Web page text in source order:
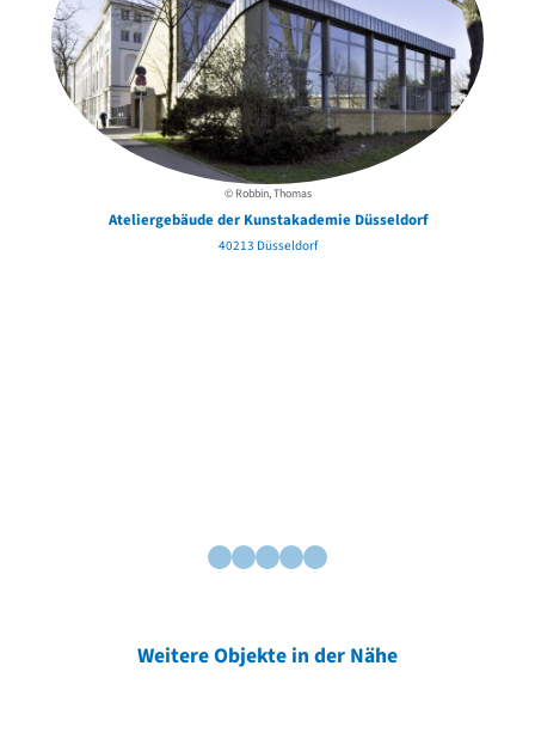
© Robbin, Thomas
Ateliergebäude der Kunstakademie Düsseldorf
40213 Düsseldorf
Weitere Objekte in der Nähe